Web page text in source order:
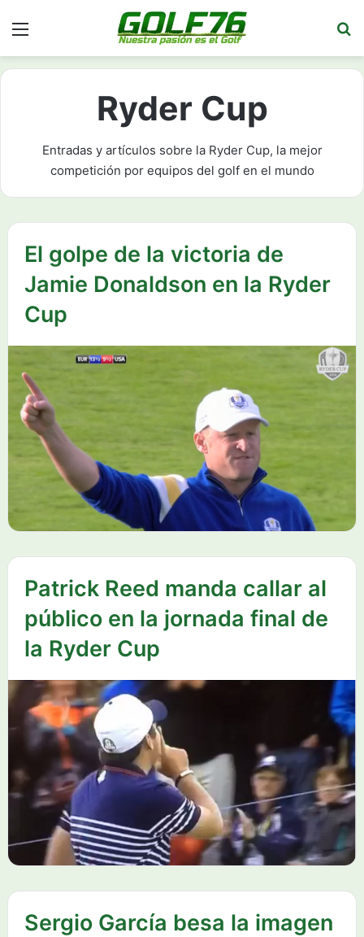
Ryder Cup
Entradas y artículos sobre la Ryder Cup, la mejor
competición por equipos del golf en el mundo
El golpe de la victoria de
Jamie Donaldson en la Ryder
Cup
Patrick Reed manda callar al
público en la jornada final de
la Ryder Cup
Sergio García besa la imagen